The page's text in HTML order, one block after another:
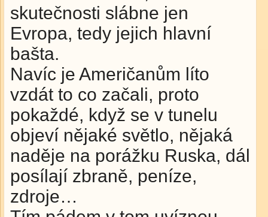
skutečnosti slábne jen
Evropa, tedy jejich hlavní
bašta.
Navíc je Američanům líto
vzdát to co začali, proto
pokaždé, když se v tunelu
objeví nějaké světlo, nějaká
naděje na porážku Ruska, dál
posílají zbraně, peníze,
zdroje…